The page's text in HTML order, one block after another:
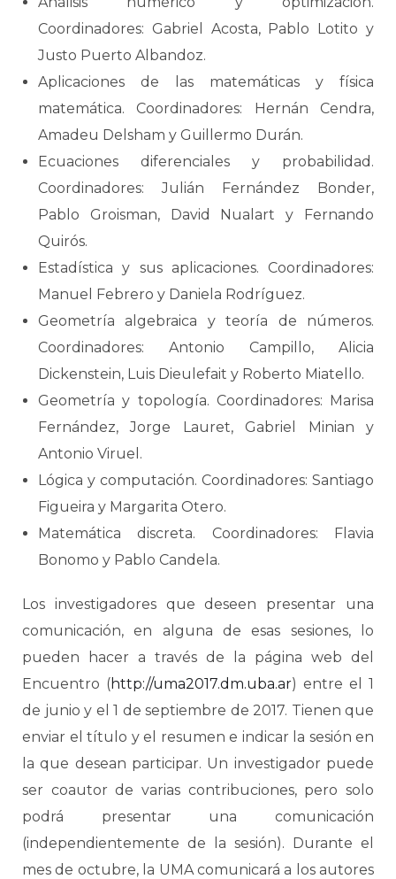
Coordinadores: Gabriel Acosta, Pablo Lotito y
Justo Puerto Albandoz.
Aplicaciones de las matemáticas y física
matemática. Coordinadores: Hernán Cendra,
Amadeu Delsham y Guillermo Durán.
Ecuaciones diferenciales y probabilidad.
Coordinadores: Julián Fernández Bonder,
Pablo Groisman, David Nualart y Fernando
Quirós.
Estadística y sus aplicaciones. Coordinadores:
Manuel Febrero y Daniela Rodríguez.
Geometría algebraica y teoría de números.
Coordinadores: Antonio Campillo, Alicia
Dickenstein, Luis Dieulefait y Roberto Miatello.
Geometría y topología. Coordinadores: Marisa
Fernández, Jorge Lauret, Gabriel Minian y
Antonio Viruel.
Lógica y computación. Coordinadores: Santiago
Figueira y Margarita Otero.
Matemática discreta. Coordinadores: Flavia
Bonomo y Pablo Candela.
Los investigadores que deseen presentar una
comunicación, en alguna de esas sesiones, lo
pueden hacer a través de la página web del
Encuentro (http://uma2017.dm.uba.ar) entre el 1
de junio y el 1 de septiembre de 2017. Tienen que
enviar el título y el resumen e indicar la sesión en
la que desean participar. Un investigador puede
ser coautor de varias contribuciones, pero solo
podrá presentar una comunicación
(independientemente de la sesión). Durante el
mes de octubre, la UMA comunicará a los autores